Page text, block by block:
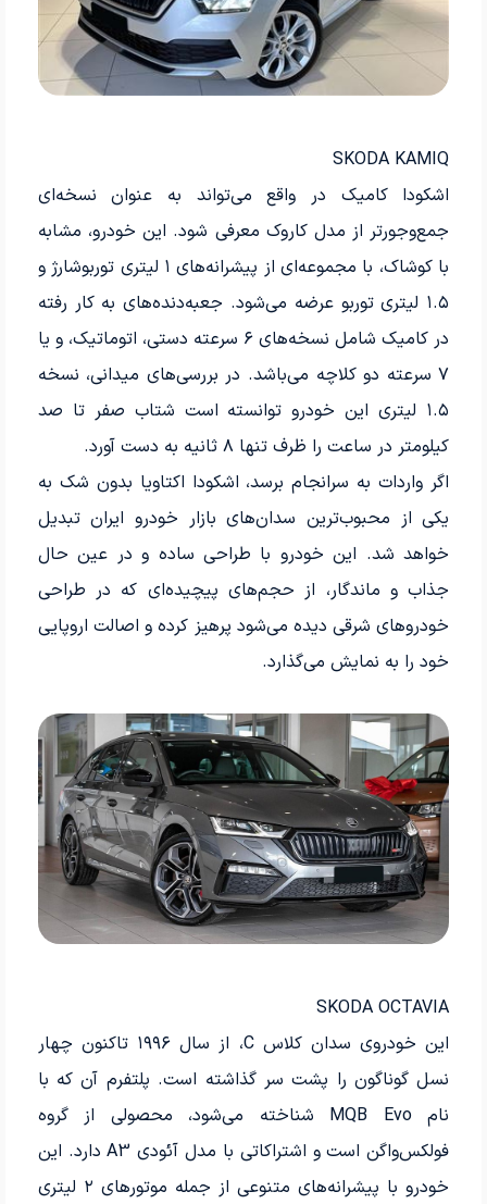
SKODA KAMIQ
اشکودا کامیک در واقع می‌تواند به عنوان نسخه‌ای
جمع‌وجورتر از مدل کاروک معرفی شود. این خودرو، مشابه
با کوشاک، با مجموعه‌ای از پیشرانه‌های ۱ لیتری توربوشارژ و
۱.۵ لیتری توربو عرضه می‌شود. جعبه‌دنده‌های به کار رفته
در کامیک شامل نسخه‌های ۶ سرعته دستی، اتوماتیک، و یا
۷ سرعته دو کلاچه می‌باشد. در بررسی‌های میدانی، نسخه
۱.۵ لیتری این خودرو توانسته است شتاب صفر تا صد
کیلومتر در ساعت را ظرف تنها ۸ ثانیه به دست آورد.
اگر واردات به سرانجام برسد، اشکودا اکتاویا بدون شک به
یکی از محبوب‌ترین سدان‌های بازار خودرو ایران تبدیل
خواهد شد. این خودرو با طراحی ساده و در عین حال
جذاب و ماندگار، از حجم‌های پیچیده‌ای که در طراحی
خودروهای شرقی دیده می‌شود پرهیز کرده و اصالت اروپایی
خود را به نمایش می‌گذارد.
SKODA OCTAVIA
این خودروی سدان کلاس C، از سال ۱۹۹۶ تاکنون چهار
نسل گوناگون را پشت سر گذاشته است. پلتفرم آن که با
نام MQB Evo شناخته می‌شود، محصولی از گروه
فولکس‌واگن است و اشتراکاتی با مدل آئودی A3 دارد. این
خودرو با پیشرانه‌های متنوعی از جمله موتورهای ۲ لیتری